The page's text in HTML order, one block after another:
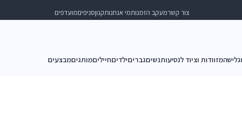
צור קשרמעקב הזמנותמי אנחנותקנוןסניפיםמועדפים
מזוודות וציוד לנסיעותנשיםגבריםילדיםחייליםמותגיםמבצעים